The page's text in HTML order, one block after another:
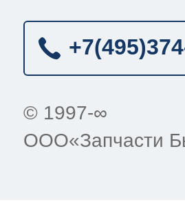
+7(495)
© 1997-∞
ООО«Запчасти